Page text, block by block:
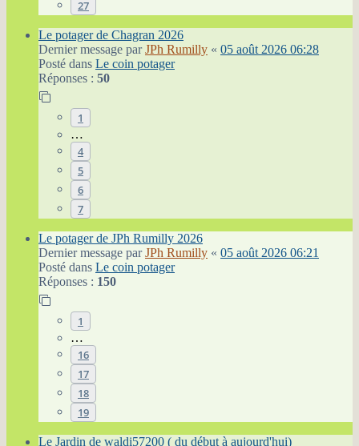
27
Le potager de Chagran 2026
Dernier message parJPh Rumilly « 05 août 2026 06:28
Posté dans Le coin potager
Réponses : 50
1
…
4
5
6
7
Le potager de JPh Rumilly 2026
Dernier message parJPh Rumilly « 05 août 2026 06:21
Posté dans Le coin potager
Réponses : 150
1
…
16
17
18
19
Le Jardin de waldi57200 ( du début à aujourd'hui)